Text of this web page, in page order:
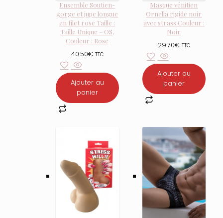
Ensemble Soutien-
gorge et jupe longue
en filet rose Taille :
Taille Unique – OS,
Couleur : Rose
40.50€ TTC
Ajouter au
panier
Masque vénitien
Ornella rigide noir
avec strass Couleur :
Noir
29.70€ TTC
Ajouter au
panier